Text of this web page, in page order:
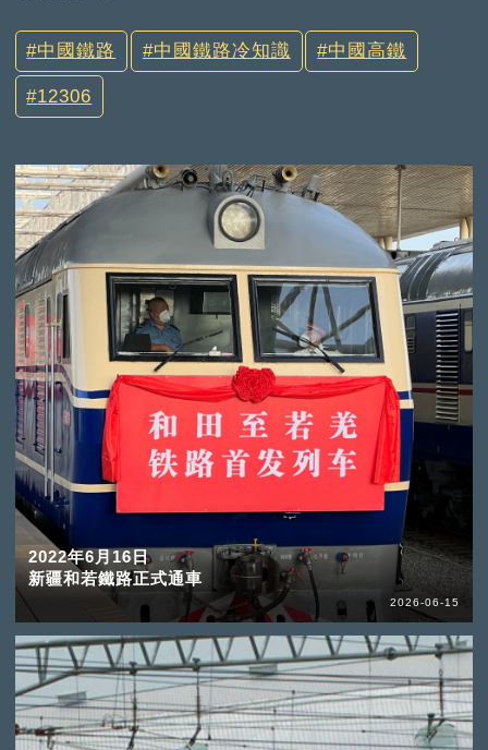
中國鐵路 中國鐵路冷知識 中國高鐵
12306
2022年6月16日
新疆和若鐵路正式通車
2026-06-15